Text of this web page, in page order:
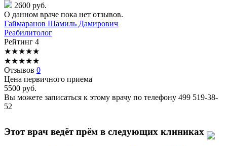
2600 руб.
О данном враче пока нет отзывов.
Гаймаранов Шамиль Дамирович
Реабилитолог
Рейтинг 4
★★★★★
★★★★★
Отзывов 0
Цена первичного приема
5500 руб.
Вы можете записаться к этому врачу по телефону 499 519-38-
52
Этот врач ведёт прём в следующих клиниках